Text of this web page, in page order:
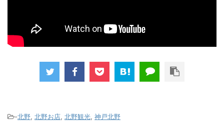
-北野, 北野お店, 北野観光, 神戸北野